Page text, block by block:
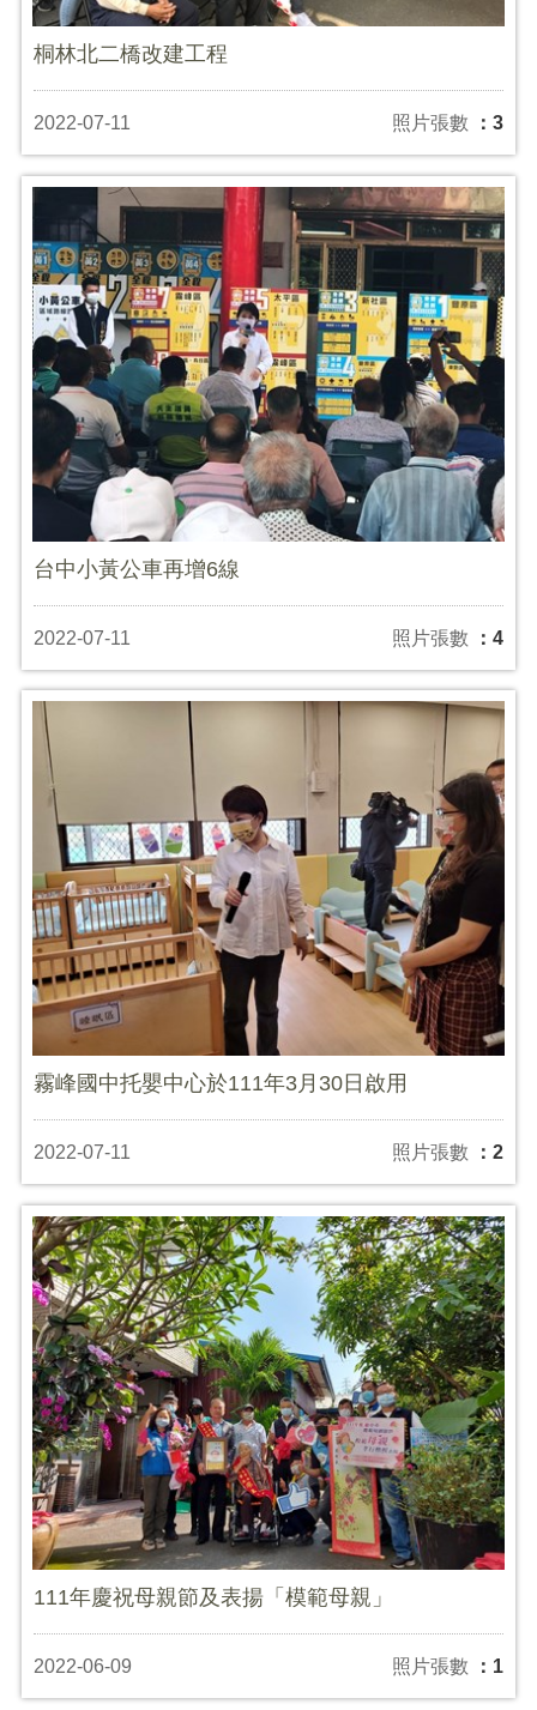
桐林北二橋改建工程
2022-07-11 照片張數 ：3
台中小黃公車再增6線
2022-07-11 照片張數 ：4
霧峰國中托嬰中心於111年3月30日啟用
2022-07-11 照片張數 ：2
111年慶祝母親節及表揚「模範母親」
2022-06-09 照片張數 ：1